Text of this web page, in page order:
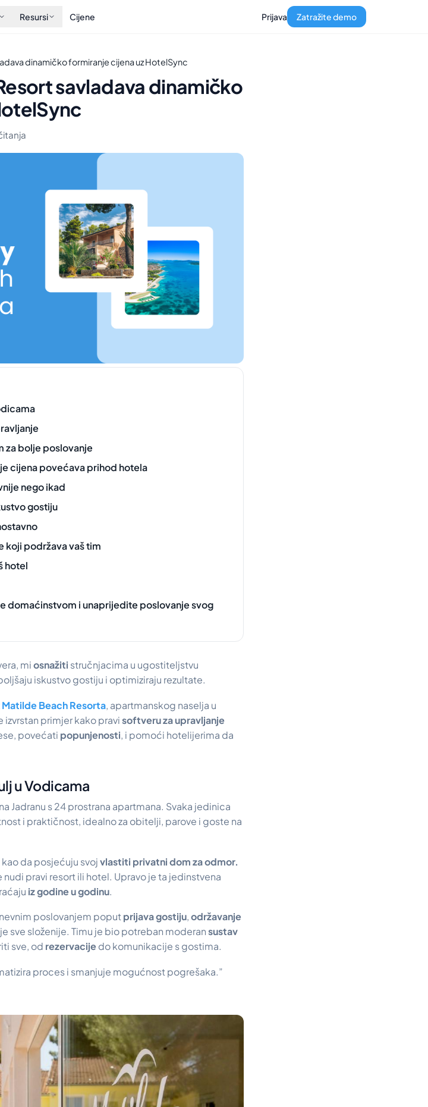
Resursi Cijene Prijava Zatražite demo
dinamičko formiranje cijena uz HotelSync
savladava dinamičko
za bolje poslovanje
cijena povećava prihod hotela
nego ikad
gostiju
koji podržava vaš tim
hotel
domaćinstvom i unaprijedite poslovanje svog
miosnažiti stručnjacima u ugostiteljstvu
iskustvo gostiju i optimiziraju rezultate.
Matilde Beach Resorta, apartmanskog naselja u
izvrstan primjer kako pravisoftveru za upravljanje
povećati popunjenosti, i pomoći hotelijerima da
u Vodicama
Jadranu s 24 prostrana apartmana. Svaka jedinica
i praktičnost, idealno za obitelji, parove i goste na
da posjećuju svojvlastiti privatni dom za odmor.
pravi resort ili hotel. Upravo je ta jedinstvena
iz godine u godinu.
poslovanjem poput prijava gostiju,održavanje
sve složenije. Timu je bio potreban moderansustav
sve, od rezervacije do komunikacije s gostima.
proces i smanjuje mogućnost pogrešaka.”